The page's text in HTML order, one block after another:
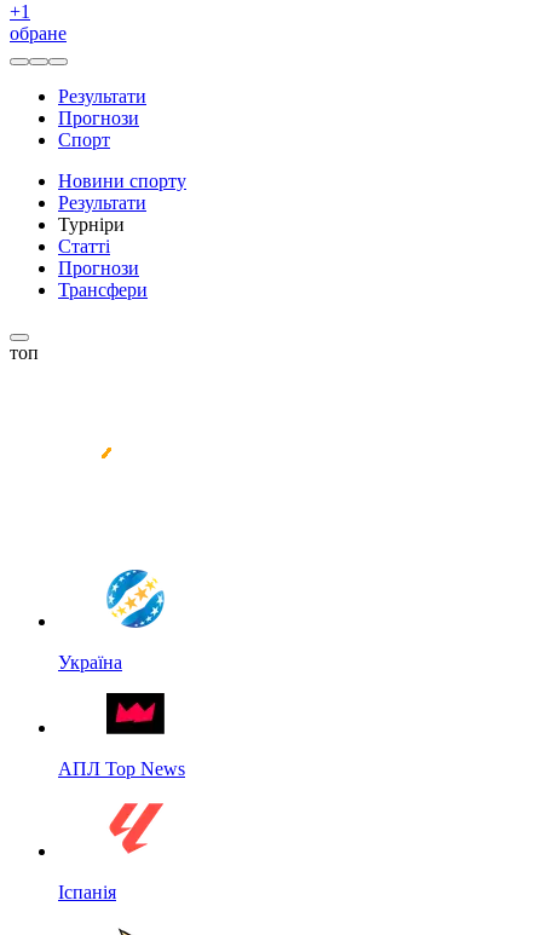
+1
обране
Результати
Прогнози
Спорт
Новини спорту
Результати
Турніри
Статті
Прогнози
Трансфери
топ
Україна
АПЛ Top News
Іспанія